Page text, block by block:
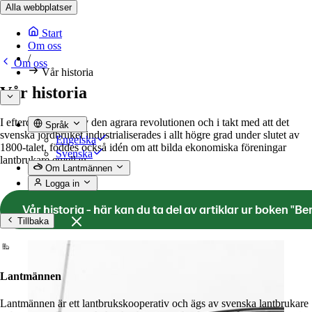
Alla webbplatser
Start
Om oss
/
Vår historia
Språk
Engelska
Svenska
Om Lantmännen
Logga in
Tillbaka
Lantmännen
Lantmännen är ett lantbrukskooperativ och ägs av svenska lantbrukare
Om oss
Vår historia
I efterdyningarna av den agrara revolutionen och i takt med att det
svenska jordbruket industrialiserades i allt högre grad under slutet av
1800-talet, föddes också idén om att bilda ekonomiska föreningar
lantbrukare emellan.
Vår historia - här kan du ta del av artiklar ur boken